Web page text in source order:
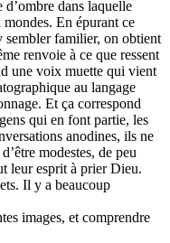
dans laquelle
En épurant ce
sembler familier, on obtient
renvoie à ce que ressent
une voix muette qui vient
au langage
Et ça correspond
qui en font partie, les
anodines, ils ne
modestes, de peu
leur esprit à prier Dieu.
Il y a beaucoup
images, et comprendre